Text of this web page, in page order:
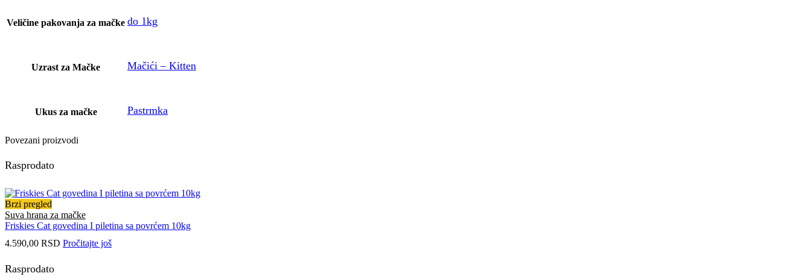
Veličine pakovanja za mačke do 1kg
Uzrast za Mačke Mačići – Kitten
Ukus za mačke Pastrmka
Povezani proizvodi
Rasprodato
Brzi pregled
Suva hrana za mačke
Friskies Cat govedina I piletina sa povrćem 10kg
4.590,00 RSD Pročitajte još
Rasprodato